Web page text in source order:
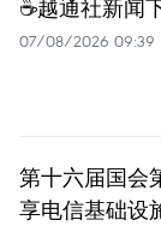
☕️越通社新闻
07/08/2026 09:39
第十六届国会
享电信基础设